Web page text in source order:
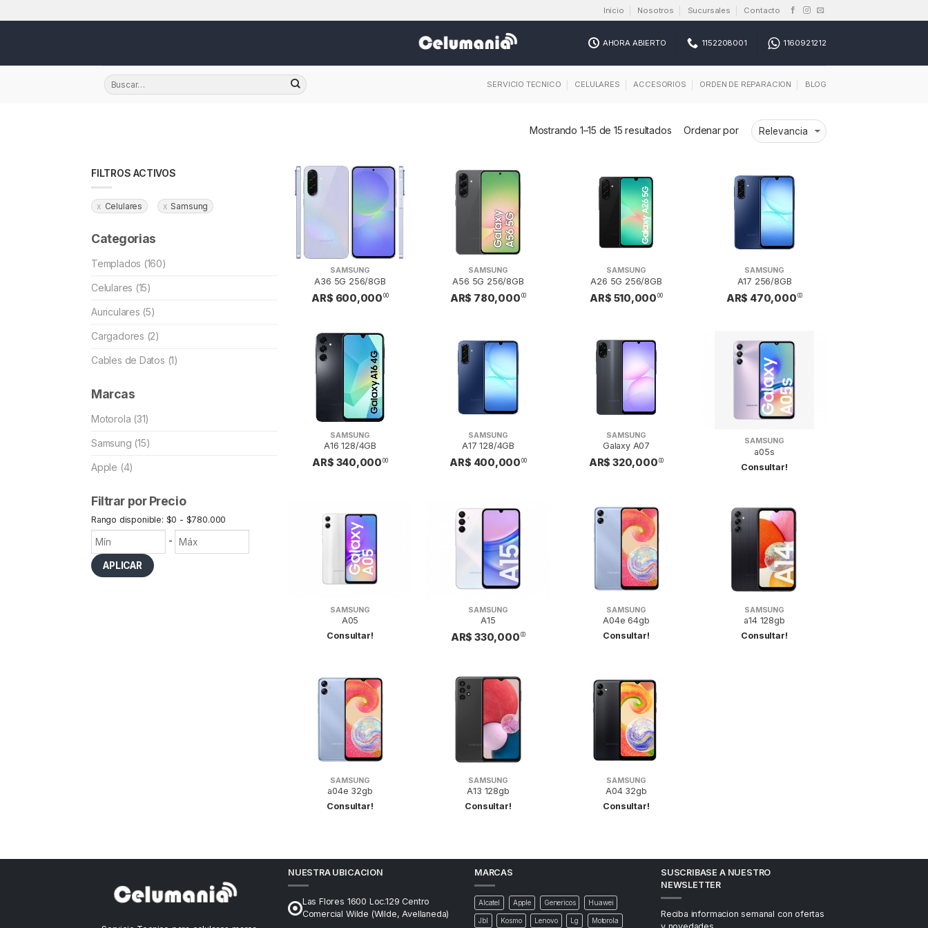
Inicio Nosotros Sucursales Contacto
AHORA ABIERTO 1152208001 1160921212
SERVICIO TECNICO CELULARES ACCESORIOS ORDEN DE REPARACION BLOG
Mostrando 1–15 de 15 resultados Ordenar por
FILTROS ACTIVOS
Celulares Samsung
Categorias
Templados (160)
Celulares (15)
Auriculares (5)
Cargadores (2)
Cables de Datos (1)
Marcas
Motorola (31)
Samsung (15)
Apple (4)
Filtrar por Precio
Rango disponible: $0 - $780.000
-
APLICAR
SAMSUNG
A36 5G 256/8GB
AR$ 600,000 00
SAMSUNG
A56 5G 256/8GB
AR$ 780,000 00
SAMSUNG
A26 5G 256/8GB
AR$ 510,000 00
SAMSUNG
A17 256/8GB
AR$ 470,000 00
SAMSUNG
A16 128/4GB
AR$ 340,000 00
SAMSUNG
A17 128/4GB
AR$ 400,000 00
SAMSUNG
Galaxy A07
AR$ 320,000 00
SAMSUNG
a05s
Consultar!
SAMSUNG
A05
Consultar!
SAMSUNG
A15
AR$ 330,000 00
SAMSUNG
A04e 64gb
Consultar!
SAMSUNG
a14 128gb
Consultar!
SAMSUNG
a04e 32gb
Consultar!
SAMSUNG
A13 128gb
Consultar!
SAMSUNG
A04 32gb
Consultar!
NUESTRA UBICACION
Las Flores 1600 Loc.129 Centro
Comercial Wilde (Wilde, Avellaneda)
MARCAS
Alcatel Apple Genericos Huawei
Jbl Kosmo Lenovo Lg Motorola
SUSCRIBASE A NUESTRO
NEWSLETTER
Reciba informacion semanal con ofertas